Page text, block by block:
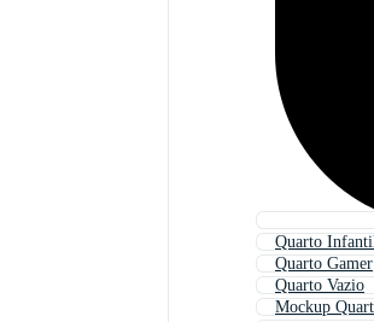
Quarto
Quarto Gamer
Quarto Vazio
Mockup